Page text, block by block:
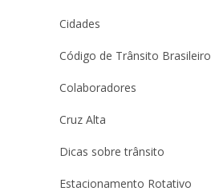
Cidades
Código de Trânsito Brasileiro
Colaboradores
Cruz Alta
Dicas sobre trânsito
Estacionamento Rotativo